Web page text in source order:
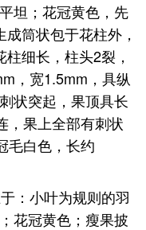
坦；花冠黄色，先
筒状包于花柱外，
细长，柱头2裂，
，宽1.5mm，具纵
状突起，果顶具长
，果上全部有刺状
毛白色，长约
：小叶为规则的羽
花冠黄色；瘦果披